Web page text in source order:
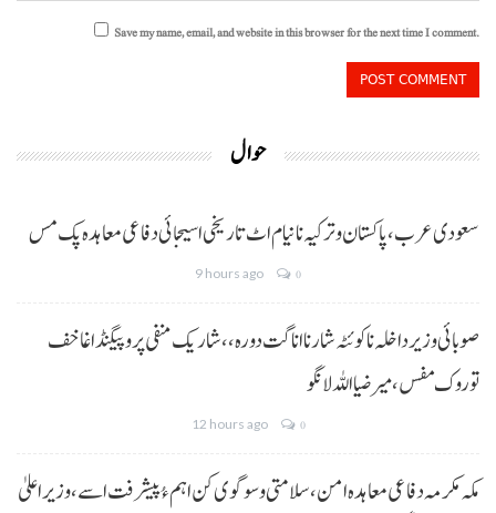
Save my name, email, and website in this browser for the next time I comment.
حوال
سعودی عرب، پاکستان و ترکیہ نا نیام اٹ تاریخی اسیجائی دفاعی معاہدہ پک مس
9 hours ago 0
صوبائی وزیر داخلہ نا کوئٹہ شار نا اناگت دورہ،، شاریک منفی پروپیگنڈا غا خف
توروک مفس، میر ضیا اللہ لانگو
12 hours ago 0
مکہ مکرمہ دفاعی معاہدہ امن، سلامتی و سوگوی کن اہم ءُ پیشرفت اسے،وزیراعلیٰ